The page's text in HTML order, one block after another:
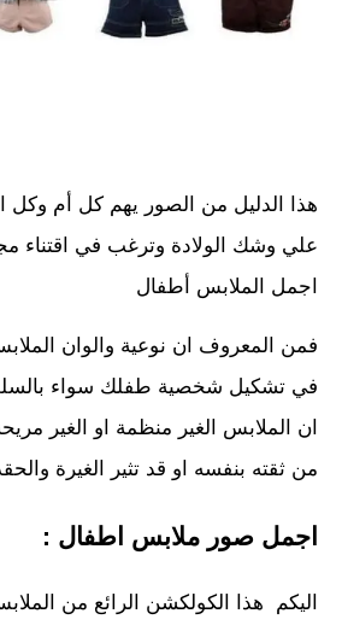
هذا الدليل من الصور يهم كل أم
علي وشك الولادة وترغب في اقتناء
اجمل الملابس أطفال
فمن المعروف ان نوعية والوان
في تشكيل شخصية طفلك سواء
ان الملابس الغير منظمة او الغير
من ثقته بنفسه او قد تثير الغيرة
اجمل صور ملابس اطفال :
اليكم هذا الكولكشن الرائع من